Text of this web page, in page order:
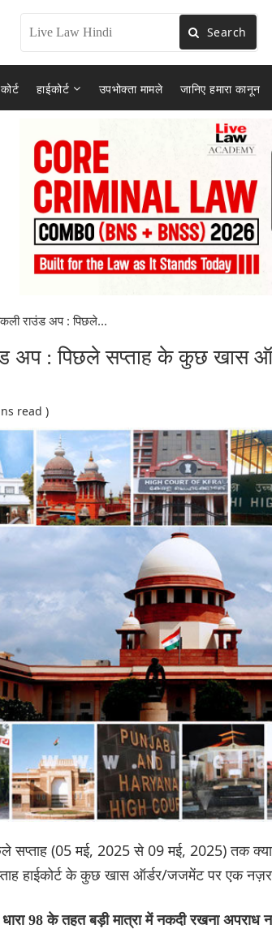
Search
हाईकोर्ट उपभोक्ता मामले जानिए हमारा कानून
राउंड अप : पिछले...
अप : पिछले सप्ताह के कुछ खास
read )
सप्ताह (05 मई, 2025 से 09 मई, 2025) तक
हाईकोर्ट के कुछ खास ऑर्डर/जजमेंट पर एक
98 के तहत बड़ी मात्रा में नकदी रखना अपराध